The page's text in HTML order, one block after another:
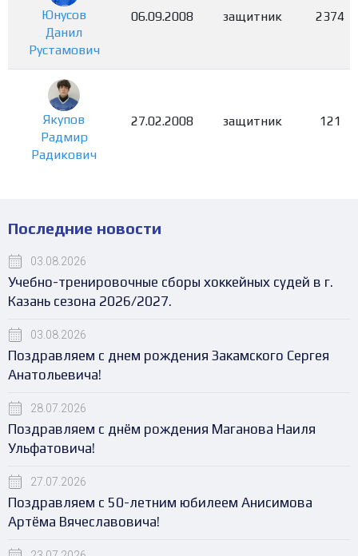
Юнусов
Данил
Рустамович
06.09.2008 защитник 2374
Якупов
Радмир
Радикович
27.02.2008 защитник 121
Последние новости
03.08.2026
Учебно-тренировочные сборы хоккейных судей в г.
Казань сезона 2026/2027.
03.08.2026
Поздравляем с днем рождения Закамского Сергея
Анатольевича!
28.07.2026
Поздравляем с днём рождения Маганова Наиля
Ульфатовича!
27.07.2026
Поздравляем с 50-летним юбилеем Анисимова
Артёма Вячеславовича!